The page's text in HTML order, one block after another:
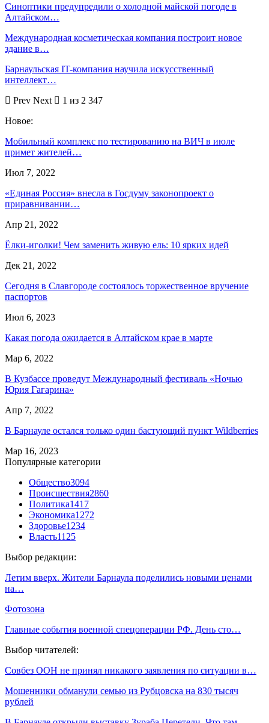
Синоптики предупредили о холодной майской погоде в
Алтайском…
Международная косметическая компания построит новое
здание в…
Барнаульская IT-компания научила искусственный
интеллект…
Prev Next
1 из 2 347
Новое:
Мобильный комплекс по тестированию на ВИЧ в июле
примет жителей…
Июл 7, 2022
«Единая Россия» внесла в Госдуму законопроект о
приравнивании…
Апр 21, 2022
Ëлки-иголки! Чем заменить живую ель: 10 ярких идей
Дек 21, 2022
Сегодня в Славгороде состоялось торжественное вручение
паспортов
Июл 6, 2023
Какая погода ожидается в Алтайском крае в марте
Мар 6, 2022
В Кузбассе проведут Международный фестиваль «Ночью
Юрия Гагарина»
Апр 7, 2022
В Барнауле остался только один бастующий пункт Wildberries
Мар 16, 2023
Популярные категории
Общество3094
Происшествия2860
Политика1417
Экономика1272
Здоровье1234
Власть1125
Выбор редакции:
Летим вверх. Жители Барнаула поделились новыми ценами
на…
Фотозона
Главные события военной спецоперации РФ. День сто…
Выбор читателей:
Совбез ООН не принял никакого заявления по ситуации в…
Мошенники обманули семью из Рубцовска на 830 тысяч
рублей